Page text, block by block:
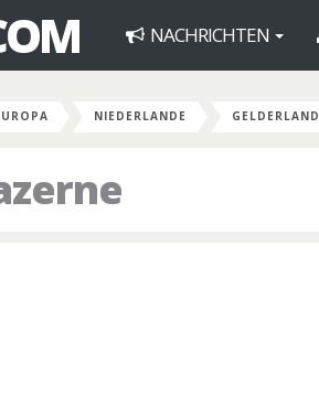
NACHRICHTEN
NIEDERLANDE GELDERLAND